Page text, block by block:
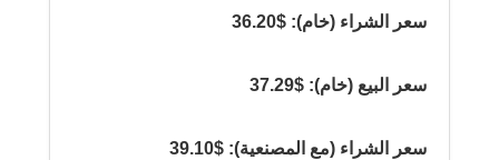
سعر الشراء (خام): $36.20
سعر البيع (خام): $37.29
سعر الشراء (مع المصنعية): $39.10